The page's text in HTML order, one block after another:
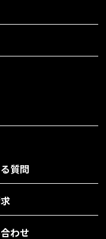
質問
わせ